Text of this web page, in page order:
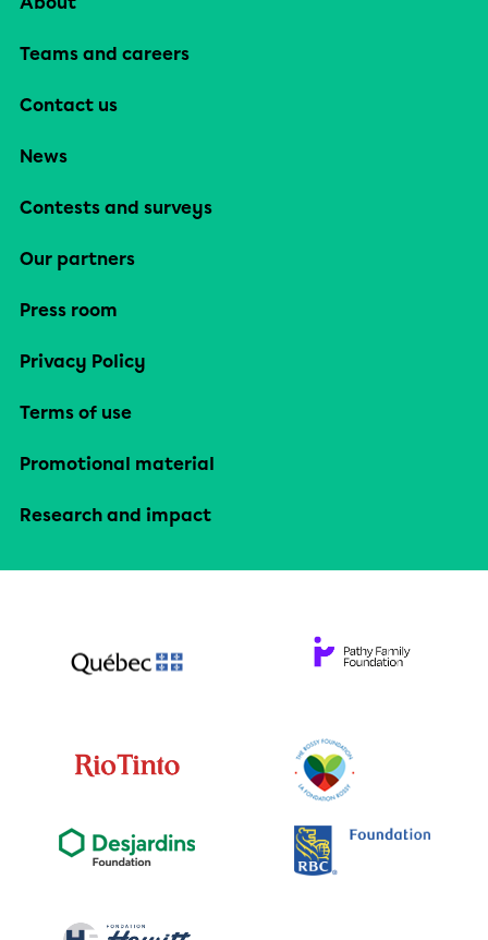
Teams and careers
Contact us
News
Contests and surveys
Our partners
Press room
Privacy Policy
Terms of use
Promotional material
Research and impact